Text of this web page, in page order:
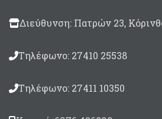
Διεύθυνση: Πατρών 23,
Τηλέφωνο: 27410 25538
Τηλέφωνο: 27411 10350